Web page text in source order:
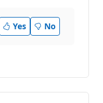
Yes No